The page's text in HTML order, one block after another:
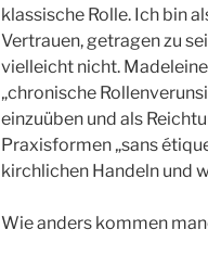
klassische Rolle. Ich bin
Vertrauen, getragen zu
vielleicht nicht.
„chronische
einzuüben und als
Praxisformen „sans
kirchlichen Handeln und
Wie anders kommen